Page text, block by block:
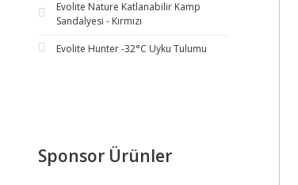
Evolite Nature Katlanabilir Kamp
Sandalyesi - Kırmızı
Evolite Hunter -32°C Uyku Tulumu
Sponsor Ürünler